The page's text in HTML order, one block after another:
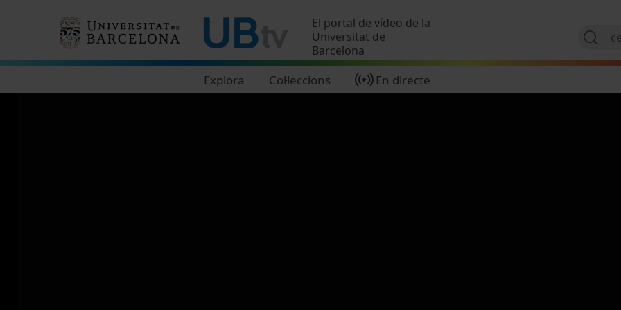
El portal de vídeo de la
Universitat de
Barcelona
Explora Col·leccions En directe